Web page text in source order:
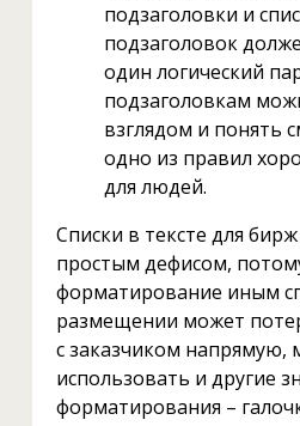
подзаголовки и
подзаголовок
один логический
подзаголовкам
взглядом и понять
одно из правил
для людей.
Списки в тексте для
простым дефисом,
форматирование иным
размещении может
с заказчиком напрямую,
использовать и другие
форматирования –